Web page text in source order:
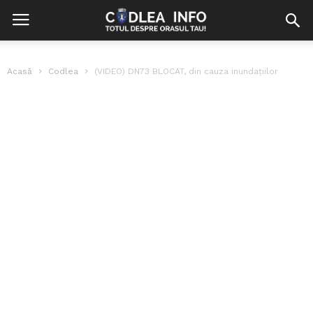
Acasă Codlea (VIDEO) DN73 BLOCAT, din cauza inundațiilor